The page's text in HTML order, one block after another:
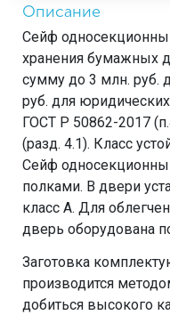
Описание
Сейф
хранения бумажных
сумму до 3 млн. руб.
руб. для
ГОСТ Р 50862-2017
(разд. 4.1). Класс
Сейф
полками. В двери
класс А. Для
дверь оборудована
Заготовка
производится
добиться высокого